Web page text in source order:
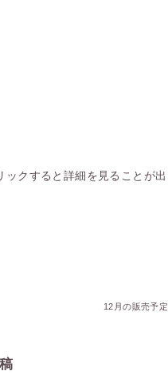
クすると詳細を見ることが出
12月の販売予定